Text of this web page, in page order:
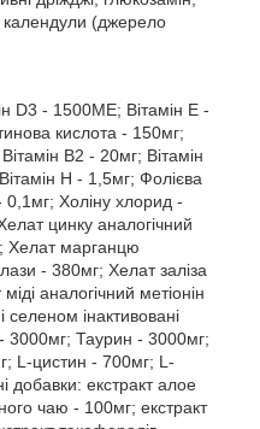
календули (джерело
D3 - 1500МЕ; Вітамін Е -
кислота - 150мг;
В2 - 20мг; Вітамін
Н - 1,5мг; Фолієва
0,1мг; Холіну хлорид -
цинку аналогічний
Хелат марганцю
- 380мг; Хелат заліза
аналогічний метіонін
селеном інактивовані
3000мг; Таурин - 3000мг;
L-цистин - 700мг; L-
добавки: екстракт алое
чаю - 100мг; екстракт